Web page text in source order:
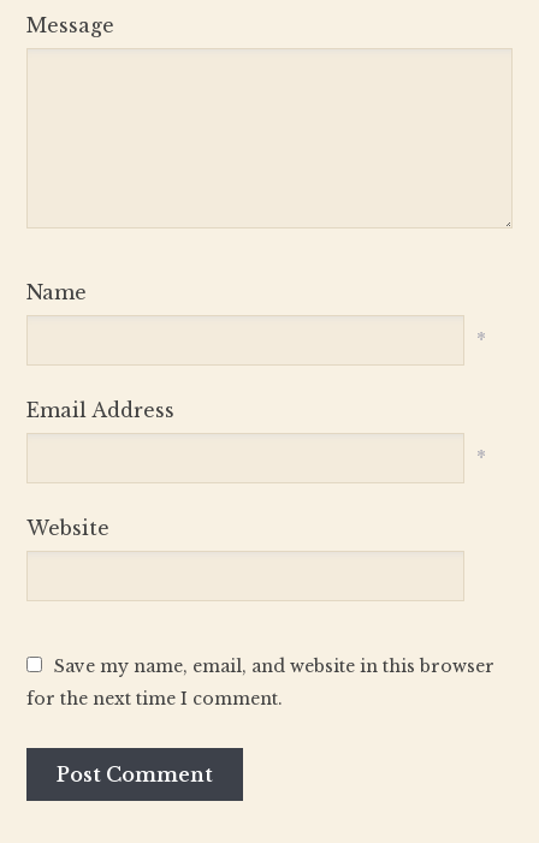
Message
Name
*
Email Address
*
Website
Save my name, email, and website in this browser
for the next time I comment.